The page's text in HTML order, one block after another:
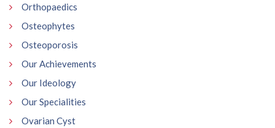
Orthopaedics
Osteophytes
Osteoporosis
Our Achievements
Our Ideology
Our Specialities
Ovarian Cyst